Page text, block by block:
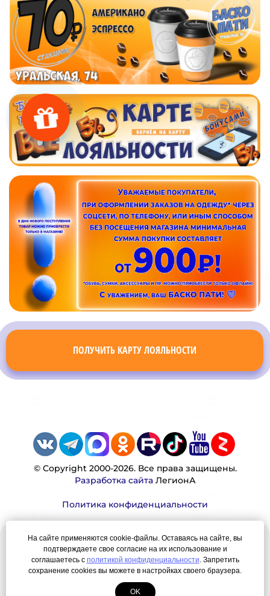
ПОЛУЧИТЬ КАРТУ ЛОЯЛЬНОСТИ
© Copyright 2000-2026. Все права защищены.
Разработка сайтаЛегионА
Политика конфиденциальности
Наша миссия:
Мы — честно, много, давно продаем вещи,
которые Вы ищете. Для нас главная ценность —
На сайте применяются cookie-файлы. Оставаясь на сайте, вы
подтверждаете свое согласие на их использование и
соглашаетесь с политикой конфиденциальности. Запретить
сохранение cookies вы можете в настройках своего браузера.
OK